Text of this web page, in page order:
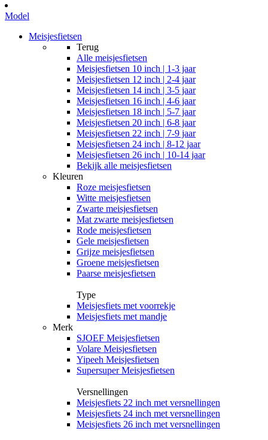
Model
Meisjesfietsen
Terug
Alle meisjesfietsen
Meisjesfietsen 10 inch | 1-3 jaar
Meisjesfietsen 12 inch | 2-4 jaar
Meisjesfietsen 14 inch | 3-5 jaar
Meisjesfietsen 16 inch | 4-6 jaar
Meisjesfietsen 18 inch | 5-7 jaar
Meisjesfietsen 20 inch | 6-8 jaar
Meisjesfietsen 22 inch | 7-9 jaar
Meisjesfietsen 24 inch | 8-12 jaar
Meisjesfietsen 26 inch | 10-14 jaar
Bekijk alle meisjesfietsen
Kleuren
Roze meisjesfietsen
Witte meisjesfietsen
Zwarte meisjesfietsen
Mat zwarte meisjesfietsen
Rode meisjesfietsen
Gele meisjesfietsen
Grijze meisjesfietsen
Groene meisjesfietsen
Paarse meisjesfietsen
Type
Meisjesfiets met voorrekje
Meisjesfiets met mandje
Merk
SJOEF Meisjesfietsen
Volare Meisjesfietsen
Yipeeh Meisjesfietsen
Supersuper Meisjesfietsen
Versnellingen
Meisjesfiets 22 inch met versnellingen
Meisjesfiets 24 inch met versnellingen
Meisjesfiets 26 inch met versnellingen